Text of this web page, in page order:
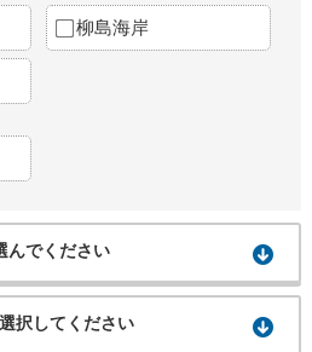
柳島海岸
んでください
択してください